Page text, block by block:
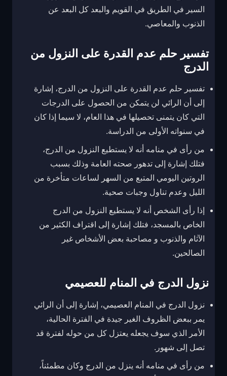
السير في الطريق في القويم والبعد كل البعد عن
الذنوب والمعاصي.
تفسير حلم عدم القدرة على النزول من
الدرج
تفسير حلم عدم القدرة على النزول من الدرج، إشارة
إلى أن الرائي لن يتمكن من الحصول على الدرجات
التي كان يتمنى تحصيلها في هذا العام، لا سيما إذا كان
في سنواته الأولى من الدراسة.
من رأى في منامه أنه لا يستطيع النزول من الدرج،
فتلك إشارة إلى تدهور صحته العامة وذلك بسبب
الروتين اليومي المتبع من السهر لساعات متأخرة من
الليل وعدم تناول وجبات صحية.
إذا رأى الشخص أنه لا يستطيع النزول من الدرج
الخاص بالمسجد، فتلك إشارة إلى اقتراف الكثير من
الآثام والذنوب و مصاحبة بعض الأشخاص غير
الصالحين.
نزول الدرج في المنام للعصيمي
نزول الدرج في المنام العصيمي، إشارة إلى أن الرائي
يمر ببعض الظروف الغير جيدة في الفترة الحالية،
الأمر الذي سوف يجعله يعتزل كل من حوله لفترة قد
تصل إلى شهور.
من رأى في منامه أنه ينزل من الدرج وكان مطمئناً،